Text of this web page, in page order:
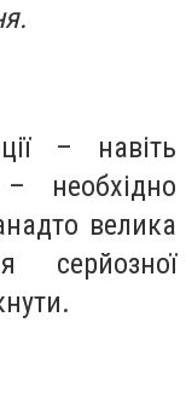
– навіть
– необхідно
велика
серйозної